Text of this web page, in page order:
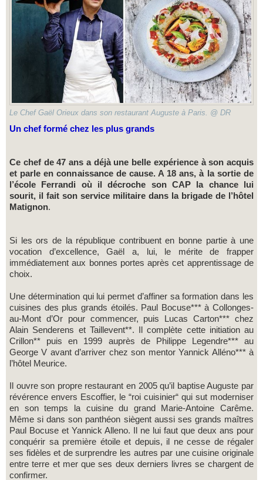
Le Chef Gaël Orieux dans son restaurant Auguste à Paris. @ DR
Un chef formé chez les plus grands
Ce chef de 47 ans a déjà une belle expérience à son acquis
et parle en connaissance de cause. A 18 ans, à la sortie de
l’école Ferrandi où il décroche son CAP la chance lui
sourit, il fait son service militaire dans la brigade de l’hôtel
Matignon.
Si les ors de la république contribuent en bonne partie à une
vocation d’excellence, Gaël a, lui, le mérite de frapper
immédiatement aux bonnes portes après cet apprentissage de
choix.
Une détermination qui lui permet d’affiner sa formation dans les
cuisines des plus grands étoilés. Paul Bocuse*** à Collonges-
au-Mont d’Or pour commencer, puis Lucas Carton*** chez
Alain Senderens et Taillevent**. Il complète cette initiation au
Crillon** puis en 1999 auprès de Philippe Legendre*** au
George V avant d’arriver chez son mentor Yannick Alléno*** à
l’hôtel Meurice.
Il ouvre son propre restaurant en 2005 qu’il baptise Auguste par
révérence envers Escoffier, le “roi cuisinier“ qui sut moderniser
en son temps la cuisine du grand Marie-Antoine Carême.
Même si dans son panthéon siègent aussi ses grands maîtres
Paul Bocuse et Yannick Alleno. Il ne lui faut que deux ans pour
conquérir sa première étoile et depuis, il ne cesse de régaler
ses fidèles et de surprendre les autres par une cuisine originale
entre terre et mer que ses deux derniers livres se chargent de
confirmer.